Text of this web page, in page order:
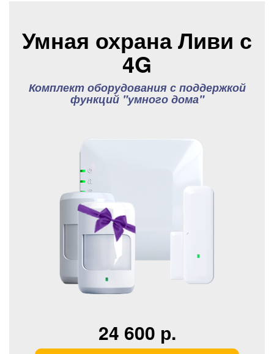
Умная охрана Ливи с
4G
Комплект оборудования с поддержкой
функций "умного дома"
24 600 р.